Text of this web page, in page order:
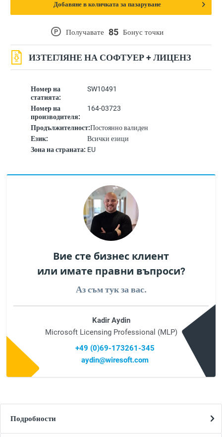
Номер на
статията:
SW10491
Номер на
производителя:
164-03723
Продължителност:Постоянно валиден
Език:
Всички езици
Зона на страната: EU
P Получавате 85 Бонус точки
ИЗТЕГЛЯНЕ НА СОФТУЕР + ЛИЦЕНЗ
Добавяне в количката за пазаруване
Вие сте бизнес клиент
или имате правни въпроси?
Аз съм тук за вас.
Kadir Aydin
Microsoft Licensing Professional (MLP)
+49 (0)69-173261-345
aydin@wiresoft.com
Подробности